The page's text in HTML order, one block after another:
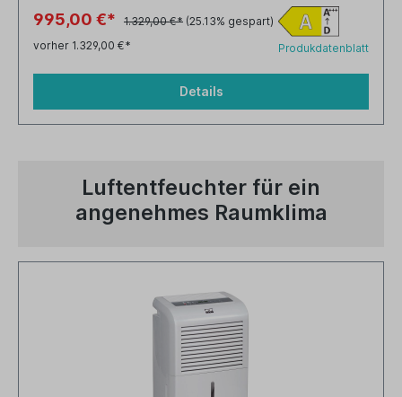
995,00 €* 1.329,00 €* (25.13% gespart)
vorher 1.329,00 €*
Produkdatenblatt
Details
Luftentfeuchter für ein
angenehmes Raumklima